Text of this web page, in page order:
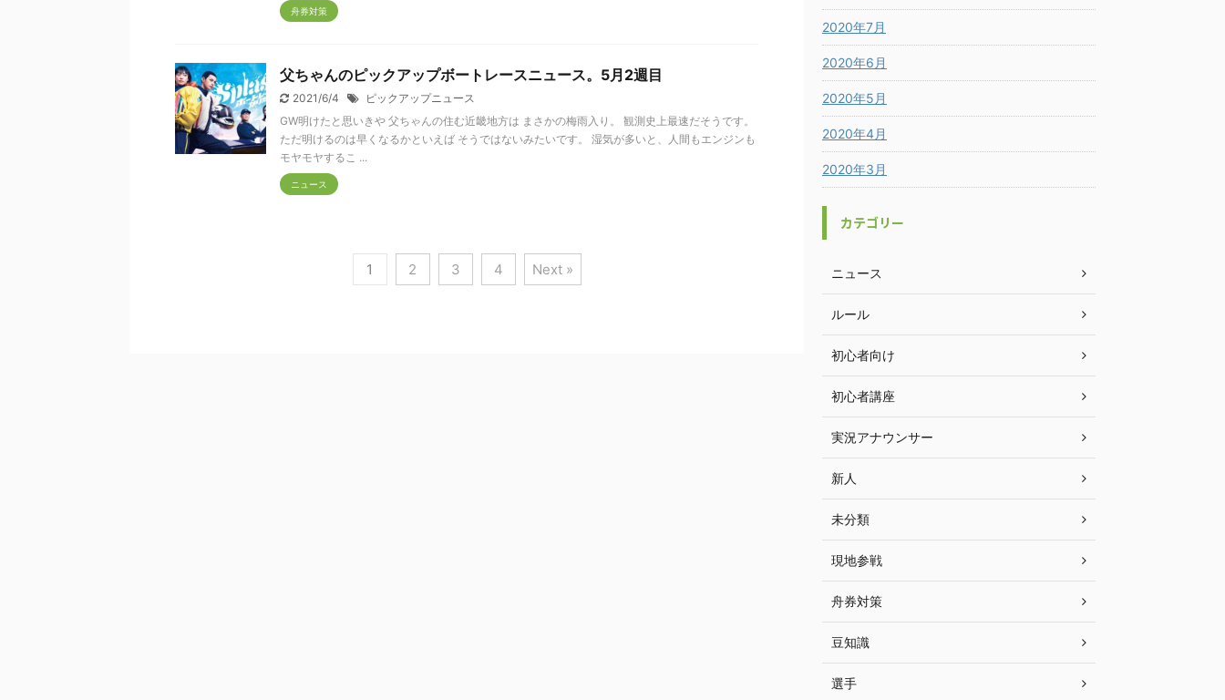
舟券対策
父ちゃんのピックアップボートレースニュース。5月2週目
2021/6/4
ピックアップニュース
GW明けたと思いきや 父ちゃんの住む近畿地方は まさかの梅雨入り。 観測史上最速だそうです。
ただ明けるのは早くなるかといえば そうではないみたいです。 湿気が多いと、人間もエンジンも
モヤモヤするこ ...
ニュース
1 2 3 4 Next »
2020年7月
2020年6月
2020年5月
2020年4月
2020年3月
カテゴリー
ニュース
ルール
初心者向け
初心者講座
実況アナウンサー
新人
未分類
現地参戦
舟券対策
豆知識
選手